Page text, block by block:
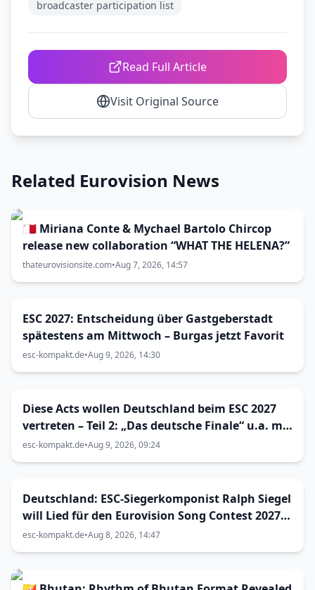
broadcaster participation list
Read Full Article
Visit Original Source
Related Eurovision News
🇲🇹 Miriana Conte & Mychael Bartolo Chircop
release new collaboration “WHAT THE HELENA?”
thateurovisionsite.com•Aug 7, 2026, 14:57
ESC 2027: Entscheidung über Gastgeberstadt
spätestens am Mittwoch – Burgas jetzt Favorit
esc-kompakt.de•Aug 9, 2026, 14:30
Diese Acts wollen Deutschland beim ESC 2027
vertreten – Teil 2: „Das deutsche Finale“ u.a. mit
RAGAZZKI, The Great Leslie & JUU?
esc-kompakt.de•Aug 9, 2026, 09:24
Deutschland: ESC-Siegerkomponist Ralph Siegel
will Lied für den Eurovision Song Contest 2027
in Bulgarien einreichen
esc-kompakt.de•Aug 8, 2026, 14:47